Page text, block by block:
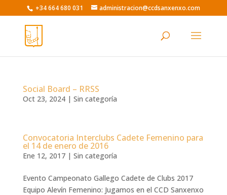
+34 664 680 031 administracion@ccdsanxenxo.com
Social Board – RRSS
Oct 23, 2024| Sin categoría
Convocatoria Interclubs Cadete Femenino para
el 14 de enero de 2016
Ene 12, 2017| Sin categoría
Evento Campeonato Gallego Cadete de Clubs 2017
Equipo Alevín Femenino: Jugamos en el CCD Sanxenxo